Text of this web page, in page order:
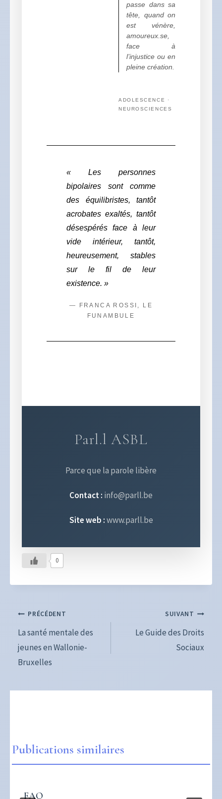
passe dans sa
tête, quand on
est vénère,
amoureux.se,
face à
l’injustice ou en
pleine création.
ADOLESCENCE ·
NEUROSCIENCES
« Les personnes
bipolaires sont comme
des équilibristes, tantôt
acrobates exaltés, tantôt
désespérés face à leur
vide intérieur, tantôt,
heureusement, stables
sur le fil de leur
existence. »
— FRANCA ROSSI, LE
FUNAMBULE
Parl.l ASBL
Parce que la parole libère
Contact : info@parll.be
Site web :www.parll.be
0
Navigation
de
l’article
PRÉCÉDENT
La santé mentale des
jeunes en Wallonie-
Bruxelles
SUIVANT
Le Guide des Droits
Sociaux
Publications similaires
FAQ